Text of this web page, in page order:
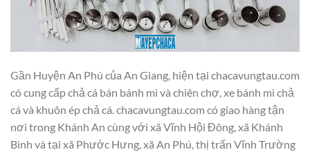
Gần Huyện An Phú của An Giang, hiện tại chacavungtau.com
có cung cấp chả cá bán bánh mì và chiên chợ, xe bánh mì chả
cá và khuôn ép chả cá. chacavungtau.com có giao hàng tận
nơi trong Khánh An cùng với xã Vĩnh Hội Đông, xã Khánh
Bình và tại xã Phước Hưng, xã An Phú, thị trấn Vĩnh Trường